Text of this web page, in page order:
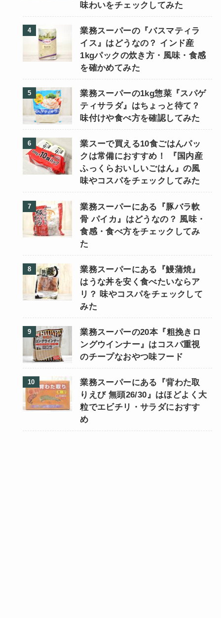
味わいをチェックしてみた
業務スーパーの『バスマティラ
イス』はどうなの？ インド産
1kgパックの炊き方・風味・食感
を確かめてみた
業務スーパーの1kg惣菜『スパゲ
ティサラダ』はちょっと待て？
味付けや食べ方を確認してみた
業スーで買える10食ごはんパッ
クは常備におすすめ！ 『国内産
ふっくらおいしいごはん』の風
味やコスパをチェックしてみた
業務スーパーにある『豚バラ軟
骨 パイカ』はどうなの？ 風味・
食感・食べ方をチェックしてみ
た
業務スーパーにある『鰻蒲焼』
はうな丼を安く食べたいならア
リ？ 味やコスパをチェックして
みた
業務スーパーの20本『粗挽きロ
ングウインナー』はコスパ重視
のチープなおやつ味フード
業務スーパーにある『背わた取
りえび 無頭26/30』はほどよく大
粒でエビチリ・サラダにおすす
め